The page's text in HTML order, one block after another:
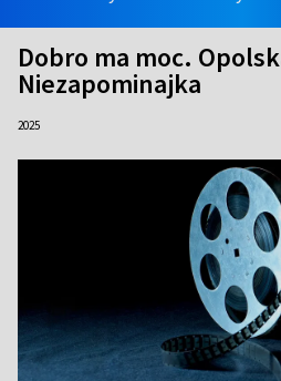
Dobro ma moc.
Niezapominajka
2025